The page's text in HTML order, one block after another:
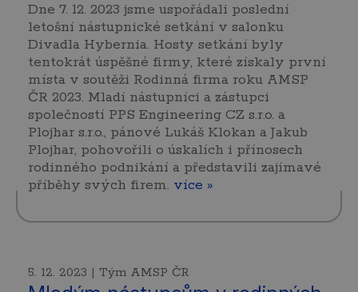
Dne 7. 12. 2023 jsme uspořádali poslední
letošní nástupnické setkání v salonku
Divadla Hybernia. Hosty setkání byly
tentokrát úspěšné firmy, které získaly první
místa v soutěži Rodinná firma roku AMSP
ČR 2023. Mladí nástupníci a zástupci
společností PPS Engineering CZ s.r.o. a
Plojhar s.r.o., pánové Lukáš Klokan a Jakub
Plojhar, pohovořili o úskalích i přínosech
rodinného podnikání a představili zajímavé
příběhy svých firem. více »
5. 12. 2023 | Tým AMSP ČR